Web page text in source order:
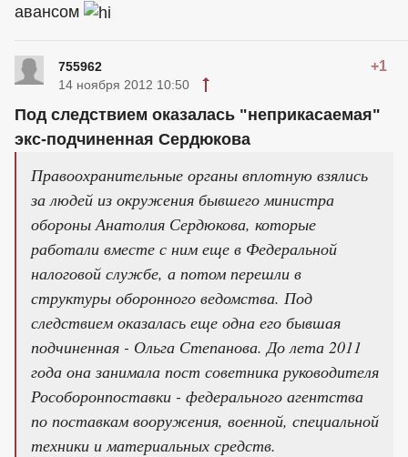
авансом
755962 +1
14 ноября 2012 10:50
Под следствием оказалась "неприкасаемая"
экс-подчиненная Сердюкова
Правоохранительные органы вплотную взялись
за людей из окружения бывшего министра
обороны Анатолия Сердюкова, которые
работали вместе с ним еще в Федеральной
налоговой службе, а потом перешли в
структуры оборонного ведомства. Под
следствием оказалась еще одна его бывшая
подчиненная - Ольга Степанова. До лета 2011
года она занимала пост советника руководителя
Рособоронпоставки - федерального агентства
по поставкам вооружения, военной, специальной
техники и материальных средств.